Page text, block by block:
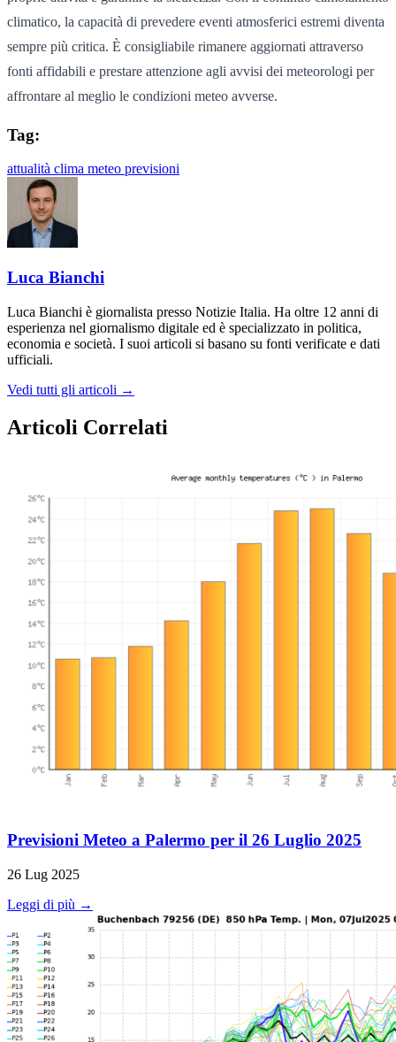
climatico, la capacità di prevedere eventi atmosferici estremi diventa
sempre più critica. È consigliabile rimanere aggiornati attraverso
fonti affidabili e prestare attenzione agli avvisi dei meteorologi per
affrontare al meglio le condizioni meteo avverse.
Tag:
attualità clima meteo previsioni
Luca Bianchi
Luca Bianchi è giornalista presso Notizie Italia. Ha oltre 12 anni di
esperienza nel giornalismo digitale ed è specializzato in politica,
economia e società. I suoi articoli si basano su fonti verificate e dati
ufficiali.
Vedi tutti gli articoli →
Articoli Correlati
Previsioni Meteo a Palermo per il 26 Luglio 2025
26 Lug 2025
Leggi di più →